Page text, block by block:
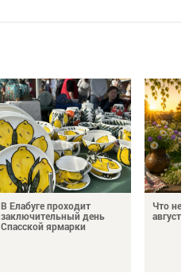
В Елабуге проходит
заключительный день
Спасской ярмарки
Что